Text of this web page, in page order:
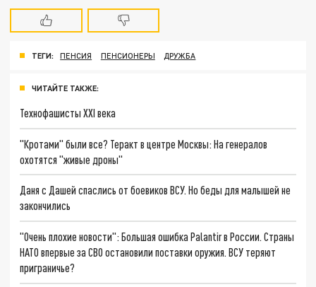
ТЕГИ: ПЕНСИЯ ПЕНСИОНЕРЫ ДРУЖБА
ЧИТАЙТЕ ТАКЖЕ:
Технофашисты XXI века
"Кротами" были все? Теракт в центре Москвы: На генералов
охотятся "живые дроны"
Даня с Дашей спаслись от боевиков ВСУ. Но беды для малышей не
закончились
"Очень плохие новости": Большая ошибка Palantir в России. Страны
НАТО впервые за СВО остановили поставки оружия. ВСУ теряют
приграничье?